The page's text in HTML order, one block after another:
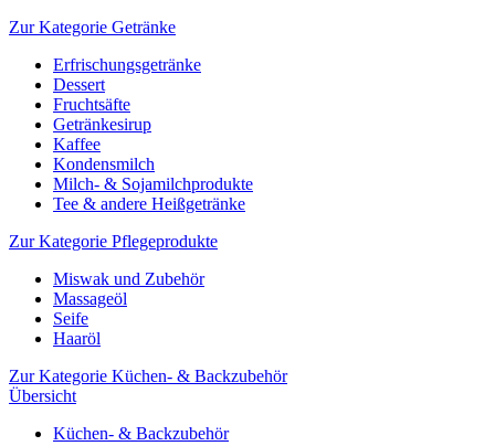
Zur Kategorie Getränke
Erfrischungsgetränke
Dessert
Fruchtsäfte
Getränkesirup
Kaffee
Kondensmilch
Milch- & Sojamilchprodukte
Tee & andere Heißgetränke
Zur Kategorie Pflegeprodukte
Miswak und Zubehör
Massageöl
Seife
Haaröl
Zur Kategorie Küchen- & Backzubehör
Übersicht
Küchen- & Backzubehör